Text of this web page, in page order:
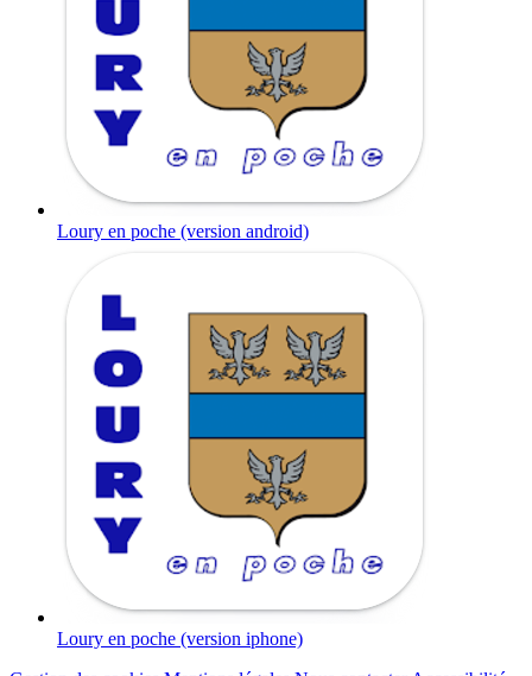
Loury en poche (version android)
Loury en poche (version iphone)